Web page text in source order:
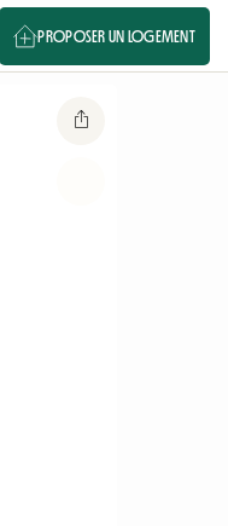
PROPOSER UN LOGEMENT